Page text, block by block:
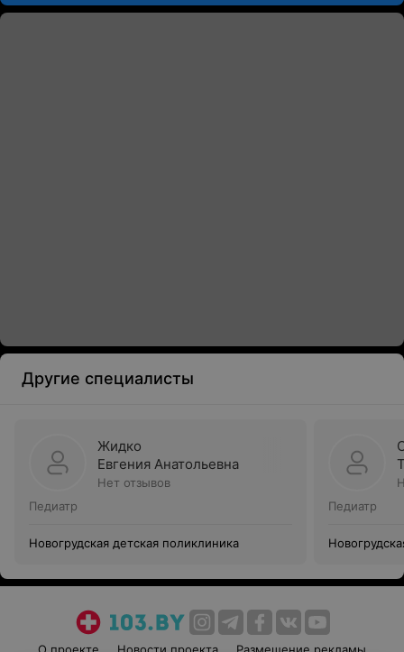
Другие специалисты
Жидко
Евгения Анатольевна
Нет отзывов
Педиатр
Новогрудская детская поликлиника
Педиатр